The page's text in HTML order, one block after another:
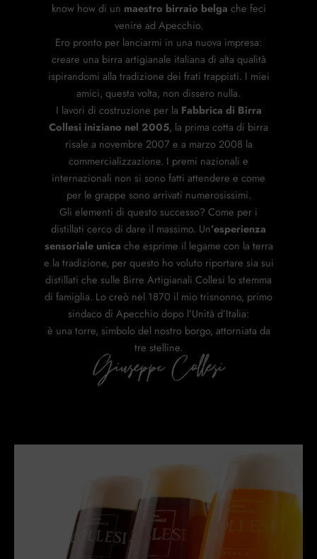
know how di un maestro birraio belga che feci
venire ad Apecchio.
Ero pronto per lanciarmi in una nuova impresa:
creare una birra artigianale italiana di alta qualità
ispirandomi alla tradizione dei frati trappisti. I miei
amici, questa volta, non dissero nulla.
I lavori di costruzione per la Fabbrica di Birra
Collesi iniziano nel 2005, la prima cotta di birra
risale a novembre 2007 e a marzo 2008 la
commercializzazione. I premi nazionali e
internazionali non si sono fatti attendere e come
per le grappe sono arrivati numerosissimi.
Gli elementi di questo successo? Come per i
distillati cerco di dare il massimo. Un’esperienza
sensoriale unica che esprime il legame con la terra
e la tradizione, per questo ho voluto riportare sia sui
distillati che sulle Birre Artigianali Collesi lo stemma
di famiglia. Lo creò nel 1870 il mio trisnonno, primo
sindaco di Apecchio dopo l’Unità d’Italia:
è una torre, simbolo del nostro borgo, attorniata da
tre stelline.